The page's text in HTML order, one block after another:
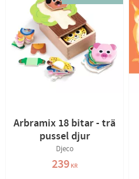
Arbramix 18 bitar - trä
pussel djur
Djeco
239KR